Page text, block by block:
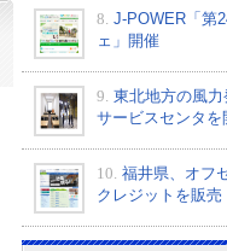
8. J-POWER「第
ェ」開催
9. 東北地方の風
サービスセンタを
10. 福井県、オフ
クレジットを販売